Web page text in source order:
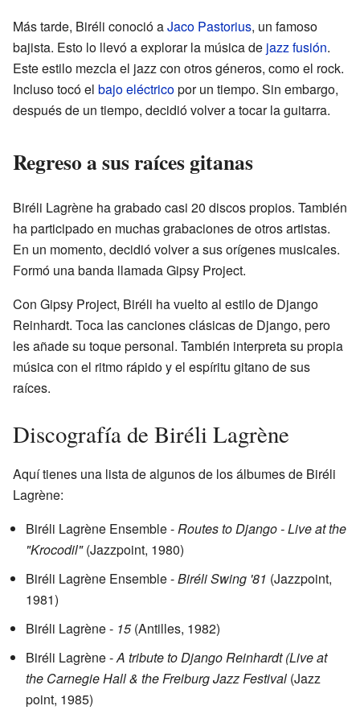
Más tarde, Biréli conoció aJaco Pastorius, un famoso
bajista. Esto lo llevó a explorar la música de jazz fusión.
Este estilo mezcla el jazz con otros géneros, como el rock.
Incluso tocó el bajo eléctricopor un tiempo. Sin embargo,
después de un tiempo, decidió volver a tocar la guitarra.
Regreso a sus raíces gitanas
Biréli Lagrène ha grabado casi 20 discos propios. También
ha participado en muchas grabaciones de otros artistas.
En un momento, decidió volver a sus orígenes musicales.
Formó una banda llamada Gipsy Project.
Con Gipsy Project, Biréli ha vuelto al estilo de Django
Reinhardt. Toca las canciones clásicas de Django, pero
les añade su toque personal. También interpreta su propia
música con el ritmo rápido y el espíritu gitano de sus
raíces.
Discografía de Biréli Lagrène
Aquí tienes una lista de algunos de los álbumes de Biréli
Lagrène:
Biréli Lagrène Ensemble -Routes to Django - Live at the
"Krocodil"(Jazzpoint, 1980)
Biréli Lagrène Ensemble -Biréli Swing '81 (Jazzpoint,
1981)
Biréli Lagrène - 15(Antilles, 1982)
Biréli Lagrène -A tribute to Django Reinhardt (Live at
the Carnegie Hall & the Freiburg Jazz Festival (Jazz
point, 1985)